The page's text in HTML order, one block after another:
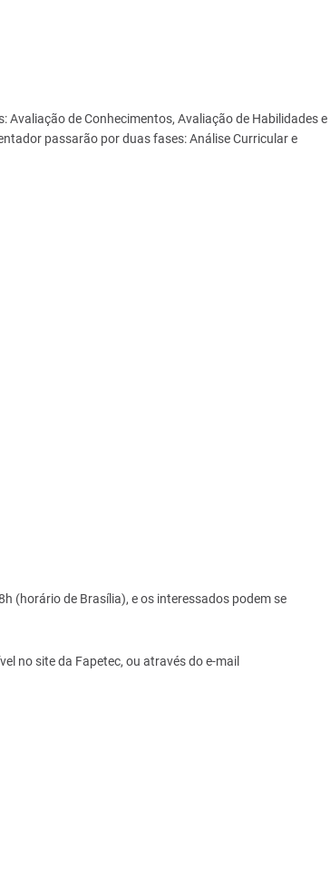
de Conhecimentos, Avaliação de Habilidades e
passarão por duas fases: Análise Curricular e
(horário de Brasília), e os interessados podem se
no site da Fapetec, ou através do e-mail